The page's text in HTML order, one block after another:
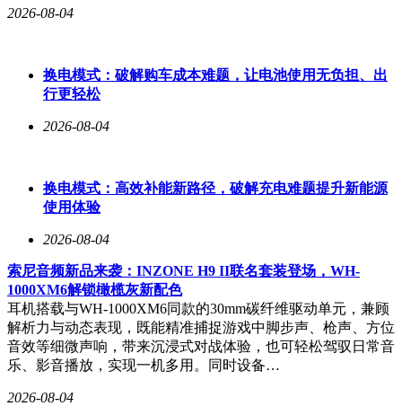
率提升维持了29%的毛利率。质量检测体系同步升级，新增高
3亿元，加上银行理财等交易性金融资产，实际掌握的高流动
性资产超过12亿元。这种"牺牲短期损益换取长期生存"的策
略，使企业在行业价格战中保持了财务弹性。当竞争对手为争
2026-08-04
换电模式：破解购车成本难题，让电池使用无负担、出
行更轻松
2026-08-04
换电模式：高效补能新路径，破解充电难题提升新能源
使用体验
2026-08-04
索尼音频新品来袭：INZONE H9 II联名套装登场，WH-
1000XM6解锁橄榄灰新配色
耳机搭载与WH-1000XM6同款的30mm碳纤维驱动单元，兼顾
解析力与动态表现，既能精准捕捉游戏中脚步声、枪声、方位
音效等细微声响，带来沉浸式对战体验，也可轻松驾驭日常音
乐、影音播放，实现一机多用。同时设备…
2026-08-04